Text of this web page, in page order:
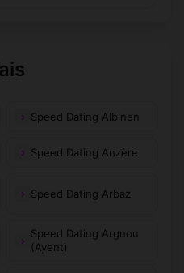
Speed Dating Albinen
Speed Dating Anzère
Speed Dating Arbaz
Speed Dating Argnou
(Ayent)